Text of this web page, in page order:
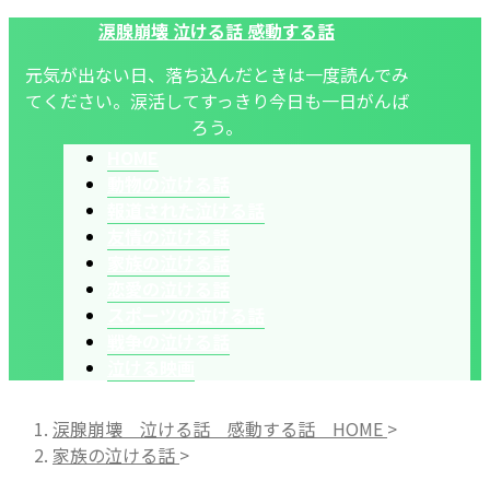
涙腺崩壊 泣ける話 感動する話
元気が出ない日、落ち込んだときは一度読んでみ
てください。涙活してすっきり今日も一日がんば
ろう。
涙腺崩壊 泣ける話 感動する話 HOME >
家族の泣ける話 >